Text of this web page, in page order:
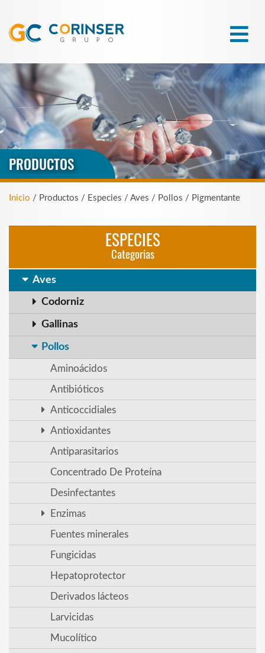
PRODUCTOS
Inicio / Productos / Especies / Aves / Pollos / Pigmentante
ESPECIES
Categorias
Aves
Codorniz
Gallinas
Pollos
Aminoácidos
Antibióticos
Anticoccidiales
Antioxidantes
Antiparasitarios
Concentrado De Proteína
Desinfectantes
Enzimas
Fuentes minerales
Fungicidas
Hepatoprotector
Derivados lácteos
Larvicidas
Mucolítico